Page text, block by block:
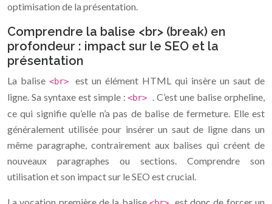
optimisation de la présentation.
Comprendre la balise <br> (break) en
profondeur : impact sur le SEO et la
présentation
La balise <br> est un élément HTML qui insère un saut de
ligne. Sa syntaxe est simple :<br> . C’est une balise orpheline,
ce qui signifie qu’elle n’a pas de balise de fermeture. Elle est
généralement utilisée pour insérer un saut de ligne dans un
même paragraphe, contrairement aux balises qui créent de
nouveaux paragraphes ou sections. Comprendre son
utilisation et son impact sur le SEO est crucial.